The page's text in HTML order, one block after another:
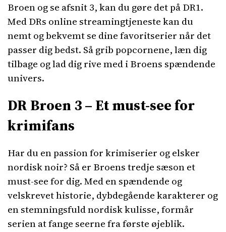
Broen og se afsnit 3, kan du gøre det på DR1.
Med DRs online streamingtjeneste kan du
nemt og bekvemt se dine favoritserier når det
passer dig bedst. Så grib popcornene, læn dig
tilbage og lad dig rive med i Broens spændende
univers.
DR Broen 3 – Et must-see for
krimifans
Har du en passion for krimiserier og elsker
nordisk noir? Så er Broens tredje sæson et
must-see for dig. Med en spændende og
velskrevet historie, dybdegående karakterer og
en stemningsfuld nordisk kulisse, formår
serien at fange seerne fra første øjeblik.